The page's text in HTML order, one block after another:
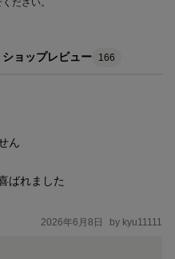
ださい。
ショップレビュー 166
ん
ばれました
2026年6月8日 by kyu11111